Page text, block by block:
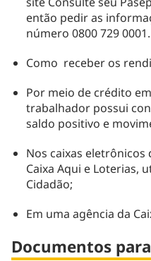
então pedir as
número 0800 729 0001.
Como receber os
Por meio de crédito
trabalhador possui
saldo positivo e
Nos caixas eletrônicos
Caixa Aqui e Loterias,
Cidadão;
Em uma agência da
Documentos